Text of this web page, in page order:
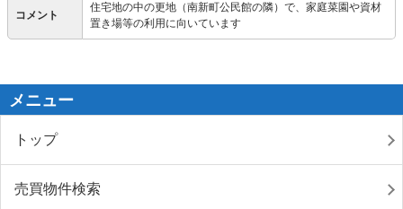
コメント
住宅地の中の更地（南新町公民館の隣）で、家庭菜園や資材
置き場等の利用に向いています
メニュー
トップ
売買物件検索